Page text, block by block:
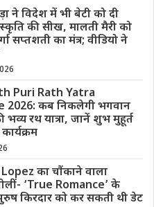
ने विदेश में भी बेटी को दी
की सीख, मालती मैरी को
सप्तशती का मंत्र; वीडियो ने
Puri Rath Yatra
2026: कब निकलेगी भगवान
भव्य रथ यात्रा, जानें शुभ मुहूर्त
का चौंकाने वाला
‘True Romance’ के
किरदार को कर सकती थी डेट